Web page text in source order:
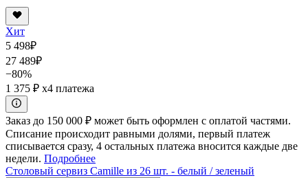
Хит
5 498₽
27 489₽
−80%
1 375 ₽ x4 платежа
Заказ до 150 000 ₽ может быть оформлен с оплатой частями.
Списание происходит равными долями, первый платеж
списывается сразу, 4 остальных платежа вносится каждые две
недели. Подробнее
Столовый сервиз Camille из 26 шт. - белый / зеленый